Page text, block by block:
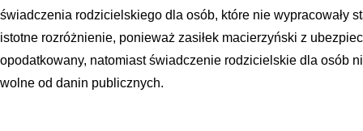
świadczenia rodzicielskiego dla osób, które nie wypracowały
istotne rozróżnienie, ponieważ zasiłek macierzyński z
opodatkowany, natomiast świadczenie rodzicielskie dla osób
wolne od danin publicznych.